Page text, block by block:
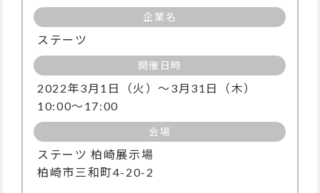
企業名
ステーツ
開催日時
2022年3月1日（火）〜3月31日（木）
10:00〜17:00
会場
ステーツ 柏崎展示場
柏崎市三和町4-20-2